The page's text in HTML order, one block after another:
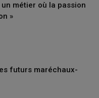
métier où la passion
»
futurs maréchaux-